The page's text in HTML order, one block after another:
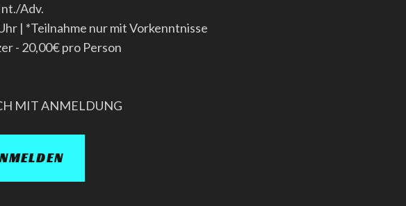
Adv.
| *Teilnahme nur mit Vorkenntnisse
- 20,00€ pro Person
MIT ANMELDUNG